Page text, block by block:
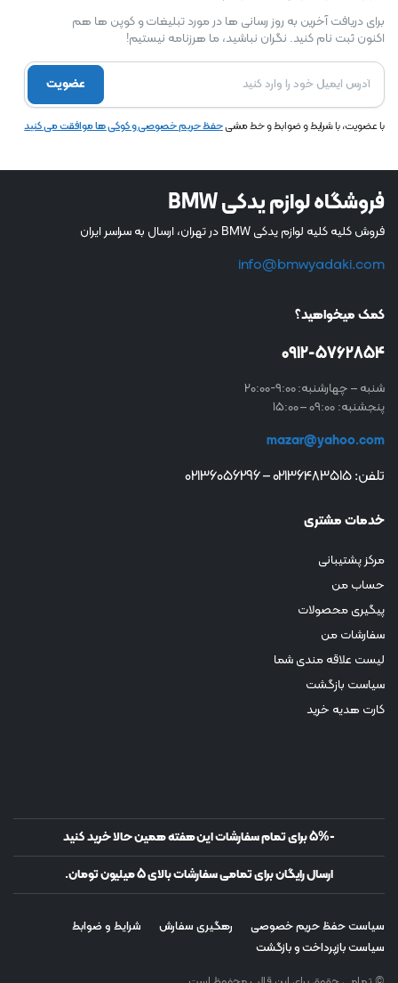
برای دریافت آخرین به روز رسانی ها در مورد تبلیغات و کوپن ها هم
اکنون ثبت نام کنید. نگران نباشید، ما هرزنامه نیستیم!
عضویت
با عضویت، با شرایط و ضوابط و خط مشیحفظ حریم خصوصی و کوکی ها موافقت می کنید
فروشگاه لوازم یدکی BMW
فروش کلیه کلیه لوازم یدکی BMW در تهران، ارسال به سراسر ایران
info@bmwyadaki.com
کمک میخواهید؟
0912-5762854
شنبه – چهارشنبه: 9:00-20:00
پنجشنبه: 09:00 – 15:00
mazar@yahoo.com
تلفن: 02136483515 – 02136056296
خدمات مشتری
مرکز پشتیبانی
حساب من
پیگیری محصولات
سفارشات من
لیست علاقه مندی شما
سیاست بازگشت
کارت هدیه خرید
-5% برای تمام سفارشات این هفته همین حالا خرید کنید
ارسال رایگان برای تمامی سفارشات بالای 5 میلیون تومان.
سیاست حفظ حریم خصوصی رهگیری سفارش
شرایط و ضوابط
سیاست بازپرداخت و بازگشت